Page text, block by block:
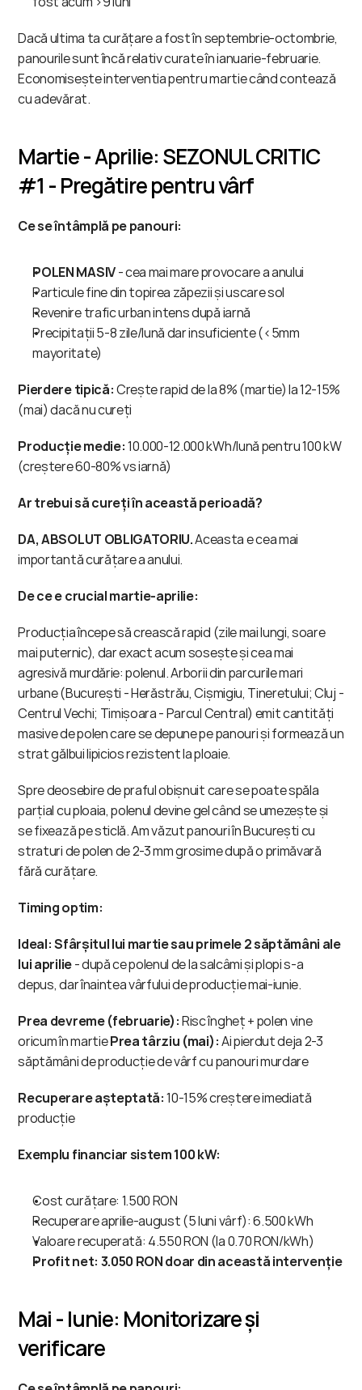
Dacă ultima ta curățare a fost în septembrie-octombrie,
panourile sunt încă relativ curate în ianuarie-februarie.
Economisește interventia pentru martie când contează
cu adevărat.
Martie - Aprilie: SEZONUL CRITIC
#1 - Pregătire pentru vârf
Ce se întâmplă pe panouri:
POLEN MASIV - cea mai mare provocare a anului
Particule fine din topirea zăpezii și uscare sol
Revenire trafic urban intens după iarnă
Precipitații 5-8 zile/lună dar insuficiente (<5mm
mayoritate)
Pierdere tipică: Crește rapid de la 8% (martie) la 12-15%
(mai) dacă nu cureți
Producție medie: 10.000-12.000 kWh/lună pentru 100 kW
(creștere 60-80% vs iarnă)
Ar trebui să cureți în această perioadă?
DA, ABSOLUT OBLIGATORIU. Aceasta e cea mai
importantă curățare a anului.
De ce e crucial martie-aprilie:
Producția începe să crească rapid (zile mai lungi, soare
mai puternic), dar exact acum sosește și cea mai
agresivă murdărie: polenul. Arborii din parcurile mari
urbane (București - Herăstrău, Cișmigiu, Tineretului; Cluj -
Centrul Vechi; Timișoara - Parcul Central) emit cantități
masive de polen care se depune pe panouri și formează un
strat gălbui lipicios rezistent la ploaie.
Spre deosebire de praful obișnuit care se poate spăla
parțial cu ploaia, polenul devine gel când se umezește și
se fixează pe sticlă. Am văzut panouri în București cu
straturi de polen de 2-3 mm grosime după o primăvară
fără curățare.
Timing optim:
Ideal: Sfârșitul lui martie sau primele 2 săptămâni ale
lui aprilie - după ce polenul de la salcâmi și plopi s-a
depus, dar înaintea vârfului de producție mai-iunie.
Prea devreme (februarie): Risc îngheț + polen vine
oricum în martie Prea târziu (mai): Ai pierdut deja 2-3
săptămâni de producție de vârf cu panouri murdare
Recuperare așteptată: 10-15% creștere imediată
producție
Exemplu financiar sistem 100 kW:
Cost curățare: 1.500 RON
Recuperare aprilie-august (5 luni vârf): 6.500 kWh
Valoare recuperată: 4.550 RON (la 0.70 RON/kWh)
Profit net: 3.050 RON doar din această intervenție
Mai - Iunie: Monitorizare și
verificare